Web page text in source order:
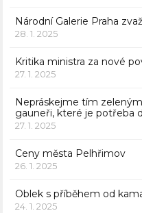
Národní Galerie Praha
28. 1. 2025
Kritika ministra za nové
27. 1. 2025
Nepráskejme tím
gauneři, které je potřeba
27. 1. 2025
Ceny města Pelhřimov
26. 1. 2025
Oblek s příběhem od
24. 1. 2025